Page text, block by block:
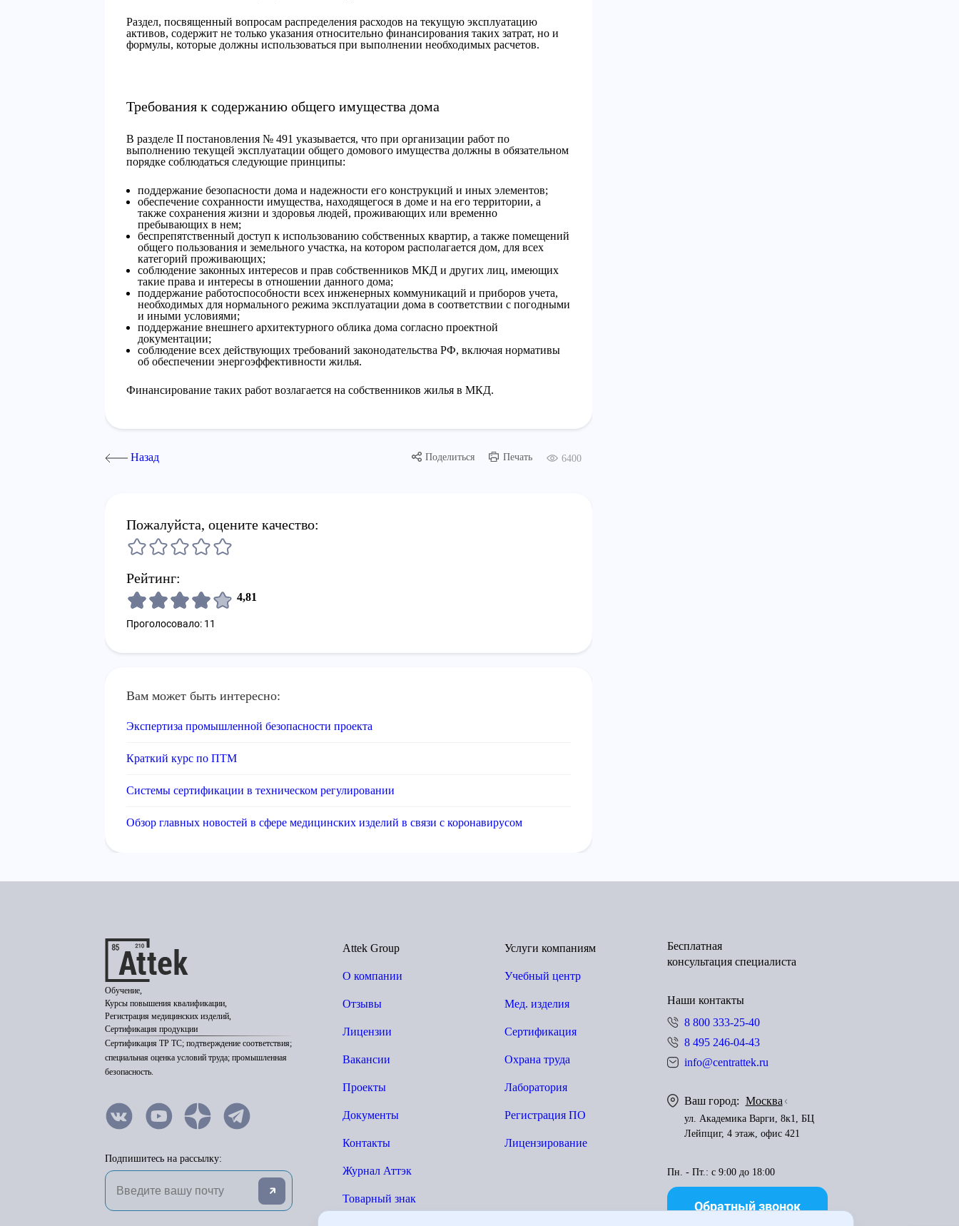
Раздел, посвященный вопросам распределения расходов на текущую эксплуатацию
активов, содержит не только указания относительно финансирования таких затрат, но и
формулы, которые должны использоваться при выполнении необходимых расчетов.
Требования к содержанию общего имущества дома
В разделе II постановления № 491 указывается, что при организации работ по
выполнению текущей эксплуатации общего домового имущества должны в обязательном
порядке соблюдаться следующие принципы:
поддержание безопасности дома и надежности его конструкций и иных элементов;
обеспечение сохранности имущества, находящегося в доме и на его территории, а
также сохранения жизни и здоровья людей, проживающих или временно
пребывающих в нем;
беспрепятственный доступ к использованию собственных квартир, а также помещений
общего пользования и земельного участка, на котором располагается дом, для всех
категорий проживающих;
соблюдение законных интересов и прав собственников МКД и других лиц, имеющих
такие права и интересы в отношении данного дома;
поддержание работоспособности всех инженерных коммуникаций и приборов учета,
необходимых для нормального режима эксплуатации дома в соответствии с погодными
и иными условиями;
поддержание внешнего архитектурного облика дома согласно проектной
документации;
соблюдение всех действующих требований законодательства РФ, включая нормативы
об обеспечении энергоэффективности жилья.
Финансирование таких работ возлагается на собственников жилья в МКД.
Назад Поделиться Печать 6400
Пожалуйста, оцените качество:
Рейтинг:
4,81
Проголосовало: 11
Вам может быть интересно:
Экспертиза промышленной безопасности проекта
Краткий курс по ПТМ
Системы сертификации в техническом регулировании
Обзор главных новостей в сфере медицинских изделий в связи с коронавирусом
Обучение,
Курсы повышения квалификации,
Регистрация медицинских изделий,
Сертификация продукции
Сертификация ТР ТС; подтверждение соответствия;
специальная оценка условий труда; промышленная
безопасность.
Подпишитесь на рассылку:
Attek Group
О компании
Отзывы
Лицензии
Вакансии
Проекты
Документы
Контакты
Журнал Аттэк
Товарный знак
Услуги компаниям
Учебный центр
Мед. изделия
Сертификация
Охрана труда
Лаборатория
Регистрация ПО
Лицензирование
Бесплатная
консультация специалиста
Наши контакты
8 800 333-25-40
8 495 246-04-43
info@centrattek.ru
Ваш город: Москва
ул. Академика Варги, 8к1, БЦ
Лейпциг, 4 этаж, офис 421
Пн. - Пт.: с 9:00 до 18:00
Обратный звонок